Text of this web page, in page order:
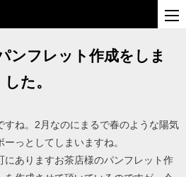
ンフレット作成をしま
した。
すね。2月なのにまるで春のような陽気
っとしてしまいますね。
にありますお茶店様のパンフレット作